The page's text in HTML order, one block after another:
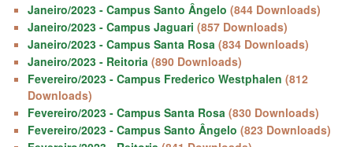
Janeiro/2023 - Campus Santo Ângelo (844 Downloads)
Janeiro/2023 - Campus Jaguari (857 Downloads)
Janeiro/2023 - Campus Santa Rosa (834 Downloads)
Janeiro/2023 - Reitoria (890 Downloads)
Fevereiro/2023 - Campus Frederico Westphalen (812
Downloads)
Fevereiro/2023 - Campus Santa Rosa (830 Downloads)
Fevereiro/2023 - Campus Santo Ângelo (823 Downloads)